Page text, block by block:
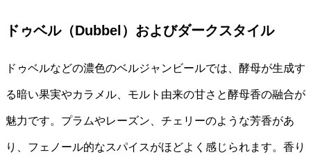
ドゥベル（Dubbel）およびダークスタイル
ドゥベルなどの濃色のベルジャンビールでは、酵母が生成す
る暗い果実やカラメル、モルト由来の甘さと酵母香の融合が
魅力です。プラムやレーズン、チェリーのような芳香があ
り、フェノール的なスパイスがほどよく感じられます。香り